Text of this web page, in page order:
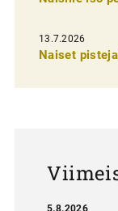
e
13.7.2026
Naiset
5.8.2026